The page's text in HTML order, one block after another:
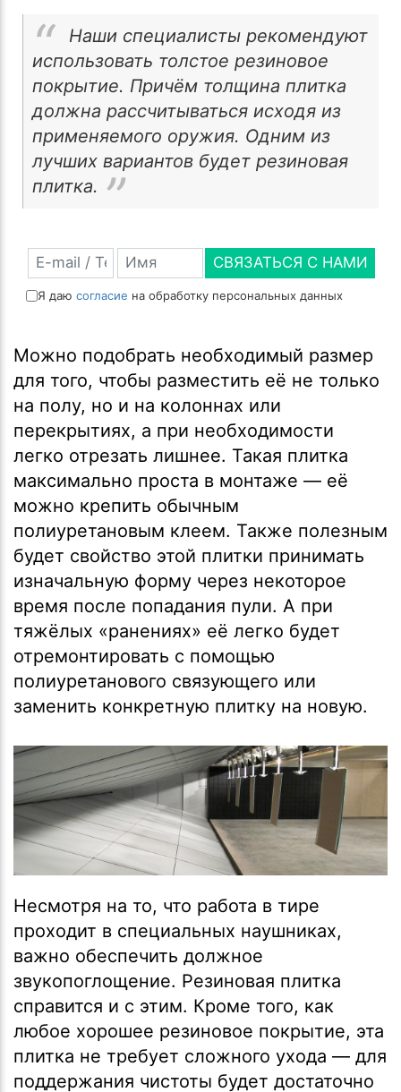
Наши специалисты рекомендуют
использовать толстое резиновое
покрытие. Причём толщина плитка
должна рассчитываться исходя из
применяемого оружия. Одним из
лучших вариантов будет резиновая
плитка.
СВЯЗАТЬСЯ С НАМИ
Я даю согласие на обработку персональных данных
Можно подобрать необходимый размер
для того, чтобы разместить её не только
на полу, но и на колоннах или
перекрытиях, а при необходимости
легко отрезать лишнее. Такая плитка
максимально проста в монтаже — её
можно крепить обычным
полиуретановым клеем. Также полезным
будет свойство этой плитки принимать
изначальную форму через некоторое
время после попадания пули. А при
тяжёлых «ранениях» её легко будет
отремонтировать с помощью
полиуретанового связующего или
заменить конкретную плитку на новую.
Несмотря на то, что работа в тире
проходит в специальных наушниках,
важно обеспечить должное
звукопоглощение. Резиновая плитка
справится и с этим. Кроме того, как
любое хорошее резиновое покрытие, эта
плитка не требует сложного ухода — для
поддержания чистоты будет достаточно